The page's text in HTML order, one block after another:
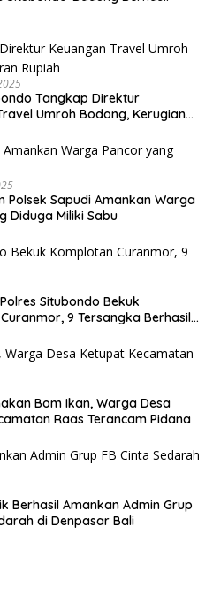
Tangkap Direktur
Umroh Bodong, Kerugian
Polsek Sapudi Amankan Warga
Diduga Miliki Sabu
Situbondo Bekuk
9 Tersangka Berhasil
Bom Ikan, Warga Desa
Raas Terancam Pidana
Berhasil Amankan Admin Grup
di Denpasar Bali